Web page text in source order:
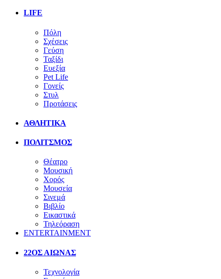
LIFE
Πόλη
Σχέσεις
Γεύση
Ταξίδι
Ευεξία
Pet Life
Γονείς
Στυλ
Προτάσεις
ΑΘΛΗΤΙΚΑ
ΠΟΛΙΤΣΜΟΣ
Θέατρο
Μουσική
Χορός
Μουσεία
Σινεμά
Βιβλίο
Εικαστικά
Τηλεόραση
ENTERTAINMENT
22ΟΣ ΑΙΩΝΑΣ
Τεχνολογία